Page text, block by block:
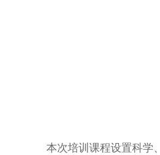
本次培训课程设置科学